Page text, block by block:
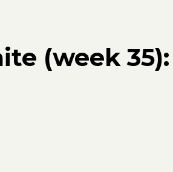
(week 35):